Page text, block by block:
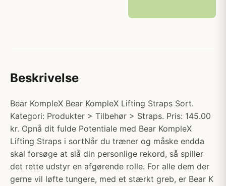
Beskrivelse
Bear KompleX Bear KompleX Lifting Straps Sort.
Kategori: Produkter > Tilbehør > Straps. Pris: 145.00
kr. Opnå dit fulde Potentiale med Bear KompleX
Lifting Straps i sortNår du træner og måske endda
skal forsøge at slå din personlige rekord, så spiller
det rette udstyr en afgørende rolle. For alle dem der
gerne vil løfte tungere, med et stærkt greb, er Bear K